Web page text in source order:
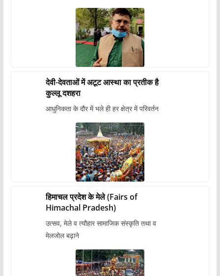
देवी-देवताओं में अटूट आस्था का प्रतीक है
कुल्लू दशहरा
आधुनिकता के दौर में भले ही हर क्षेत्र में परिवर्तन
हिमाचल प्रदेश के मेले (Fairs of
Himachal Pradesh)
उत्सव, मेले व त्यौहार सामाजिक संस्कृति तथा व
मेलजोल बढ़ाने